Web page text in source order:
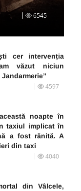
6545
cer intervenția
văzut niciun
4597
noapte în
taxiul implicat în
a fost rănită. A
din taxi
4040
din Vâlcele,